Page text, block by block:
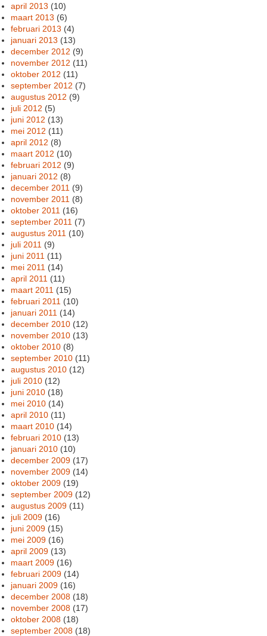
april 2013 (10)
maart 2013 (6)
februari 2013 (4)
januari 2013 (13)
december 2012 (9)
november 2012 (11)
oktober 2012 (11)
september 2012 (7)
augustus 2012 (9)
juli 2012 (5)
juni 2012 (13)
mei 2012 (11)
april 2012 (8)
maart 2012 (10)
februari 2012 (9)
januari 2012 (8)
december 2011 (9)
november 2011 (8)
oktober 2011 (16)
september 2011 (7)
augustus 2011 (10)
juli 2011 (9)
juni 2011 (11)
mei 2011 (14)
april 2011 (11)
maart 2011 (15)
februari 2011 (10)
januari 2011 (14)
december 2010 (12)
november 2010 (13)
oktober 2010 (8)
september 2010 (11)
augustus 2010 (12)
juli 2010 (12)
juni 2010 (18)
mei 2010 (14)
april 2010 (11)
maart 2010 (14)
februari 2010 (13)
januari 2010 (10)
december 2009 (17)
november 2009 (14)
oktober 2009 (19)
september 2009 (12)
augustus 2009 (11)
juli 2009 (16)
juni 2009 (15)
mei 2009 (16)
april 2009 (13)
maart 2009 (16)
februari 2009 (14)
januari 2009 (16)
december 2008 (18)
november 2008 (17)
oktober 2008 (18)
september 2008 (18)